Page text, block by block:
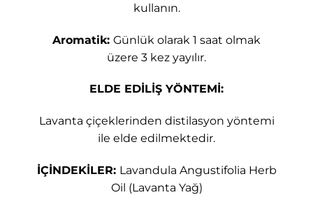
kullanın.
Aromatik: Günlük olarak 1 saat olmak
üzere 3 kez yayılır.
ELDE EDİLİŞ YÖNTEMİ:
Lavanta çiçeklerinden distilasyon yöntemi
ile elde edilmektedir.
İÇİNDEKİLER: Lavandula Angustifolia Herb
Oil (Lavanta Yağ)